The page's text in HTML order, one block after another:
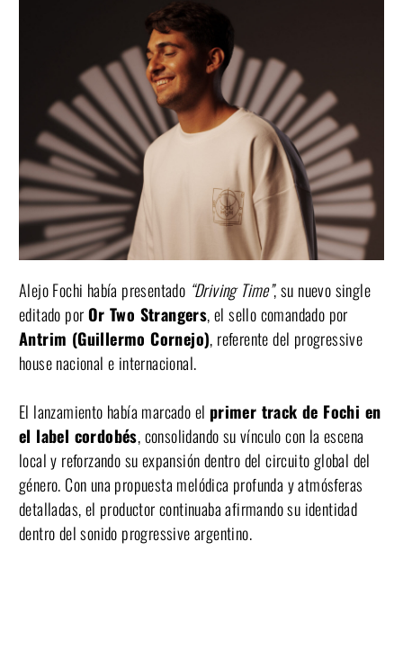
Alejo Fochi había presentado “Driving Time”, su nuevo single
editado porOr Two Strangers, el sello comandado por
Antrim (Guillermo Cornejo), referente del progressive
house nacional e internacional.
El lanzamiento había marcado el primer track de Fochi en
el label cordobés, consolidando su vínculo con la escena
local y reforzando su expansión dentro del circuito global del
género. Con una propuesta melódica profunda y atmósferas
detalladas, el productor continuaba afirmando su identidad
dentro del sonido progressive argentino.